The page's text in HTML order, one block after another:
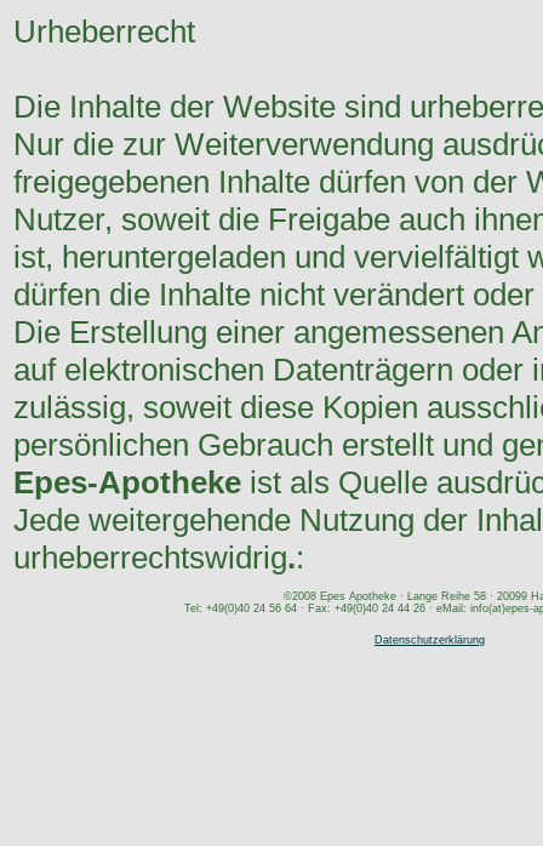
Urheberrecht
Die Inhalte der Website sind
Nur die zur Weiterverwendung
freigegebenen Inhalte dürfen von der
Nutzer, soweit die Freigabe auch
ist, heruntergeladen und vervielfältigt
dürfen die Inhalte nicht verändert
Die Erstellung einer angemessenen
auf elektronischen Datenträgern oder
zulässig, soweit diese Kopien
persönlichen Gebrauch erstellt und
Epes-Apotheke ist als Quelle
Jede weitergehende Nutzung der
urheberrechtswidrig.:
©2008 Epes Apotheke · Lange Reihe 58 · 20099
Tel: +49(0)40 24 56 64 · Fax: +49(0)40 24 44 26 · eMail: info(at)epes-
Datenschutzerklärung